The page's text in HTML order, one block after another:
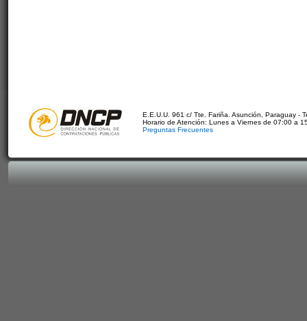
E.E.U.U. 961 c/ Tte. Fariña. Asunción, Paraguay -
Horario de Atención: Lunes a Viernes de 07:00 a
Preguntas Frecuentes